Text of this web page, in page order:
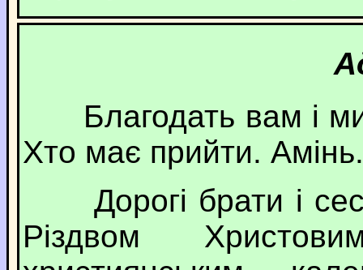
Благодать вам і
Хто має прийти.
Дорогі брати і
Різдвом